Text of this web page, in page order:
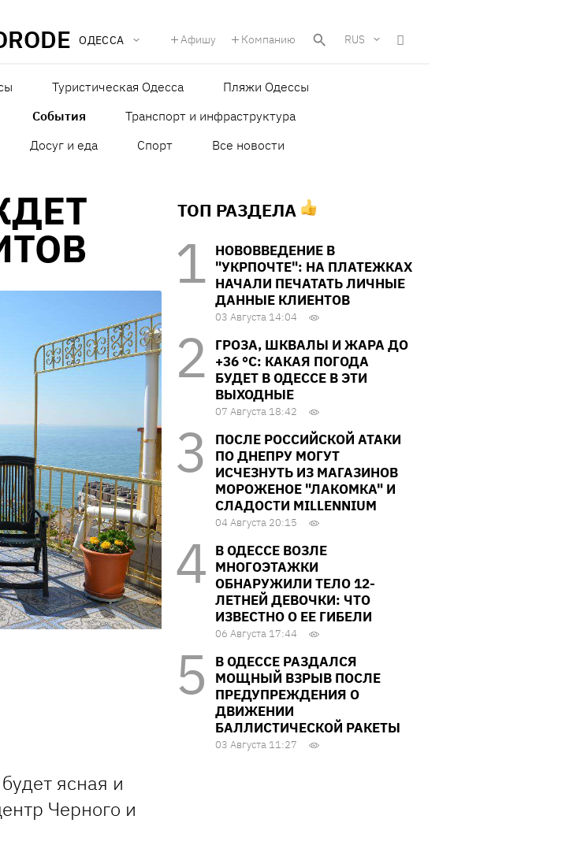
ОДЕССА Афишу Компанию RUS
Туристическая Одесса
Пляжи Одессы
События
Транспорт и инфраструктура
Досуг и еда Спорт Все новости
ясная и
Черного и
ТОП РАЗДЕЛА
НОВОВВЕДЕНИЕ В
"УКРПОЧТЕ": НА ПЛАТЕЖКАХ
НАЧАЛИ ПЕЧАТАТЬ ЛИЧНЫЕ
ДАННЫЕ КЛИЕНТОВ
03 Августа 14:04
ГРОЗА, ШКВАЛЫ И ЖАРА ДО
+36 °С: КАКАЯ ПОГОДА
БУДЕТ В ОДЕССЕ В ЭТИ
ВЫХОДНЫЕ
07 Августа 18:42
ПОСЛЕ РОССИЙСКОЙ АТАКИ
ПО ДНЕПРУ МОГУТ
ИСЧЕЗНУТЬ ИЗ МАГАЗИНОВ
МОРОЖЕНОЕ "ЛАКОМКА" И
СЛАДОСТИ MILLENNIUM
04 Августа 20:15
В ОДЕССЕ ВОЗЛЕ
МНОГОЭТАЖКИ
ОБНАРУЖИЛИ ТЕЛО 12-
ЛЕТНЕЙ ДЕВОЧКИ: ЧТО
ИЗВЕСТНО О ЕЕ ГИБЕЛИ
06 Августа 17:44
В ОДЕССЕ РАЗДАЛСЯ
МОЩНЫЙ ВЗРЫВ ПОСЛЕ
ПРЕДУПРЕЖДЕНИЯ О
ДВИЖЕНИИ
БАЛЛИСТИЧЕСКОЙ РАКЕТЫ
03 Августа 11:27